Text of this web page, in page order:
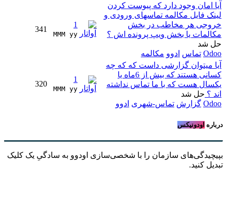
آیا امان وجود دارد که پیوست کردن
لینک فایل مکالمه تماسهای ورودی و
خروجی هر مخاطب در بخش
مکالمات یا بخش ویپ پرونده اش ؟
حل شد
Odoo تماس ادوو مکالمه
1
MMM yy
341
آیا میتوان گزارشی داست که که چه
کسانی هستند که بیش از 6ماه یا
یکسال هست که با ما تماس نداشته
اند ؟ حل شد
Odoo گزارش تماس-شهری ادوو
1
MMM yy
320
درباره اودونیکس
بپیچیدگی‌های سازمان را با شخصی‌سازی اودوو به سادگیِ یک کلیک
تبدیل کنید.